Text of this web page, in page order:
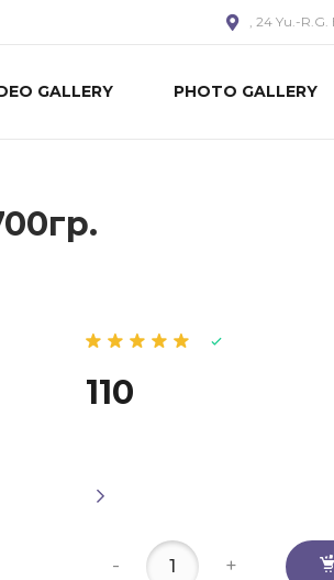
, 24 Yu.-R.G.
GALLERY PHOTO GALLERY
110
- +